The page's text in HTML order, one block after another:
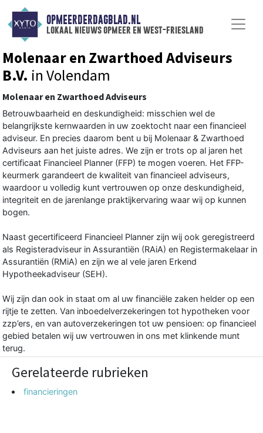
OPMEERDERDAGBLAD.NL
lokaal nieuws opmeer en west-friesland
Molenaar en Zwarthoed Adviseurs
B.V. in Volendam
Molenaar en Zwarthoed Adviseurs
Betrouwbaarheid en deskundigheid: misschien wel de
belangrijkste kernwaarden in uw zoektocht naar een financieel
adviseur. En precies daarom bent u bij Molenaar & Zwarthoed
Adviseurs aan het juiste adres. We zijn er trots op al jaren het
certificaat Financieel Planner (FFP) te mogen voeren. Het FFP-
keurmerk garandeert de kwaliteit van financieel adviseurs,
waardoor u volledig kunt vertrouwen op onze deskundigheid,
integriteit en de jarenlange praktijkervaring waar wij op kunnen
bogen.
Naast gecertificeerd Financieel Planner zijn wij ook geregistreerd
als Registeradviseur in Assurantiën (RAiA) en Registermakelaar in
Assurantiën (RMiA) en zijn we al vele jaren Erkend
Hypotheekadviseur (SEH).
Wij zijn dan ook in staat om al uw financiële zaken helder op een
rijtje te zetten. Van inboedelverzekeringen tot hypotheken voor
zzp’ers, en van autoverzekeringen tot uw pensioen: op financieel
gebied betalen wij uw vertrouwen in ons met klinkende munt
terug.
Gerelateerde rubrieken
financieringen